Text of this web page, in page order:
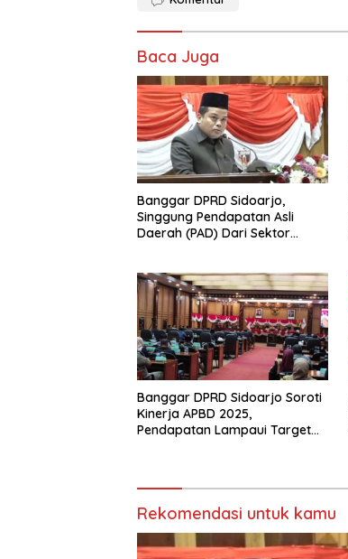
Baca Juga
Banggar DPRD Sidoarjo,
Singgung Pendapatan Asli
Daerah (PAD) Dari Sektor
Evaluasi Secara Menyeluruh
Banggar DPRD Sidoarjo Soroti
Kinerja APBD 2025,
Pendapatan Lampaui Target
Rekomendasi untuk kamu